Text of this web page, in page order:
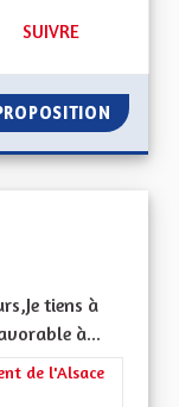
51 ABONNÉS
SUIVRE
tiens à
à...
l'Education et
de l'Alsace